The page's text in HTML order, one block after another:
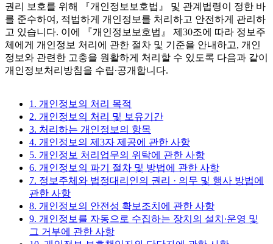
권리 보호를 위해 『개인정보보호법』 및 관계법령이 정한 바
를 준수하여, 적법하게 개인정보를 처리하고 안전하게 관리하
고 있습니다. 이에 『개인정보보호법』 제30조에 따라 정보주
체에게 개인정보 처리에 관한 절차 및 기준을 안내하고, 개인
정보와 관련한 고충을 원활하게 처리할 수 있도록 다음과 같이
개인정보처리방침을 수립∙공개합니다.
1. 개인정보의 처리 목적
2. 개인정보의 처리 및 보유기간
3. 처리하는 개인정보의 항목
4. 개인정보의 제3자 제공에 관한 사항
5. 개인정보 처리업무의 위탁에 관한 사항
6. 개인정보의 파기 절차 및 방법에 관한 사항
7. 정보주체와 법정대리인의 권리 · 의무 및 행사 방법에
관한 사항
8. 개인정보의 안전성 확보조치에 관한 사항
9. 개인정보를 자동으로 수집하는 장치의 설치∙운영 및
그 거부에 관한 사항